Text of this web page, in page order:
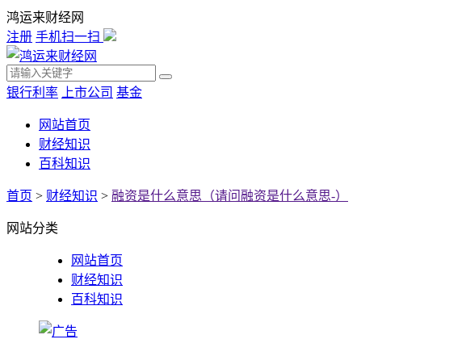
鸿运来财经网
注册 手机扫一扫
银行利率 上市公司 基金
网站首页
财经知识
百科知识
首页 > 财经知识 > 融资是什么意思（请问融资是什么意思-）
网站分类
网站首页
财经知识
百科知识